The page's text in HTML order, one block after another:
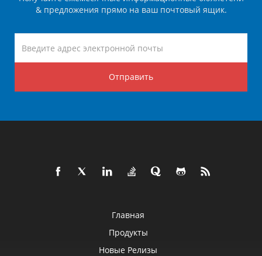
& предложения прямо на ваш почтовый ящик.
Отправить
Главная
Продукты
Новые Релизы